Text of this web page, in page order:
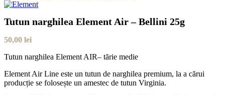
Tutun narghilea Element Air – Bellini 25g
50,00 lei
Tutun narghilea Element AIR– tărie medie
Element Air Line este un tutun de narghilea premium, la a cărui
producție se folosește un amestec de tutun Virginia.